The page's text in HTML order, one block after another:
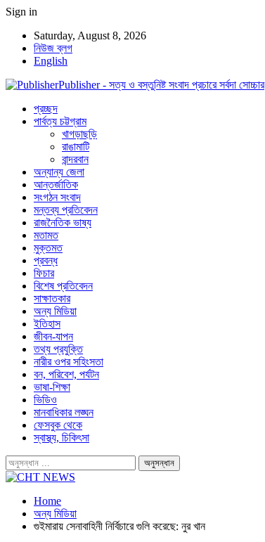
Sign in
Saturday, August 8, 2026
নিউজ ব্লগ
English
Publisher - সত্য ও বস্তুনিষ্ট সংবাদ প্রচারে সর্বদা সোচ্চার
প্রচ্ছদ
পার্বত্য চট্টগ্রাম
খাগড়াছড়ি
রাঙামাটি
বান্দরবান
অন্যান্য জেলা
আন্তর্জাতিক
সংগঠন সংবাদ
মন্তব্য প্রতিবেদন
রাজনৈতিক ভাষ্য
মতামত
মুক্তমত
প্রবন্ধ
ফিচার
বিশেষ প্রতিবেদন
সাক্ষাতকার
অন্য মিডিয়া
ইতিহাস
জীবন-যাপন
তথ্য প্রযুক্তি
নারীর ওপর সহিংসতা
বন, পরিবেশ, পর্যটন
ভাষা-শিক্ষা
ভিডিও
মানবাধিকার লঙ্ঘন
ফেসবুক থেকে
স্বাস্থ্য, চিকিৎসা
Home
অন্য মিডিয়া
গুইমারায় সেনাবাহিনী নির্বিচারে গুলি করেছে: নুর খান